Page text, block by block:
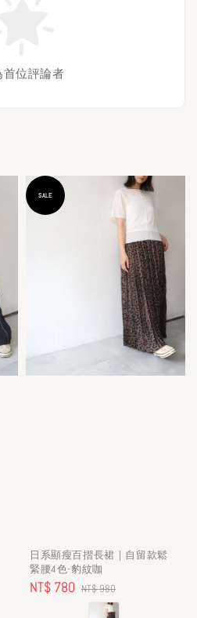
首位評論者
SALE
日系顯瘦百摺長裙｜自留款鬆
緊腰4色-豹紋咖
Sale
NT$ 780 Regular
price
NT$ 980